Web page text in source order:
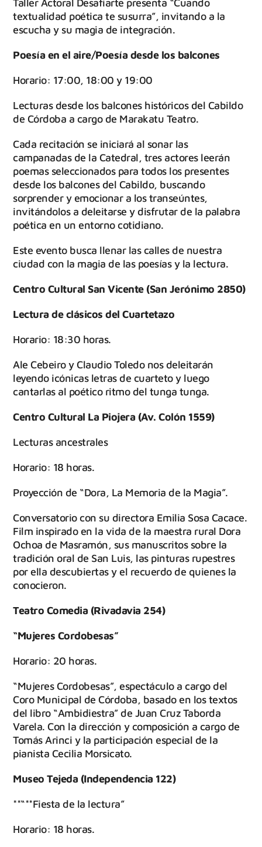
textualidad poética te susurra”, invitando a la
escucha y su magia de integración.
Poesía en el aire/Poesía desde los balcones
Horario: 17:00, 18:00 y 19:00
Lecturas desde los balcones históricos del Cabildo
de Córdoba a cargo de Marakatu Teatro.
Cada recitación se iniciará al sonar las
campanadas de la Catedral, tres actores leerán
poemas seleccionados para todos los presentes
desde los balcones del Cabildo, buscando
sorprender y emocionar a los transeúntes,
invitándolos a deleitarse y disfrutar de la palabra
poética en un entorno cotidiano.
Este evento busca llenar las calles de nuestra
ciudad con la magia de las poesías y la lectura.
Centro Cultural San Vicente (San Jerónimo 2850)
Lectura de clásicos del Cuartetazo
Horario: 18:30 horas.
Ale Cebeiro y Claudio Toledo nos deleitarán
leyendo icónicas letras de cuarteto y luego
cantarlas al poético ritmo del tunga tunga.
Centro Cultural La Piojera (Av. Colón 1559)
Lecturas ancestrales
Horario: 18 horas.
Proyección de “Dora, La Memoria de la Magia”.
Conversatorio con su directora Emilia Sosa Cacace.
Film inspirado en la vida de la maestra rural Dora
Ochoa de Masramón, sus manuscritos sobre la
tradición oral de San Luis, las pinturas rupestres
por ella descubiertas y el recuerdo de quienes la
conocieron.
Teatro Comedia (Rivadavia 254)
“Mujeres Cordobesas”
Horario: 20 horas.
“Mujeres Cordobesas”, espectáculo a cargo del
Coro Municipal de Córdoba, basado en los textos
del libro “Ambidiestra” de Juan Cruz Taborda
Varela. Con la dirección y composición a cargo de
Tomás Arinci y la participación especial de la
pianista Cecilia Morsicato.
Museo Tejeda (Independencia 122)
**“**Fiesta de la lectura”
Horario: 18 horas.